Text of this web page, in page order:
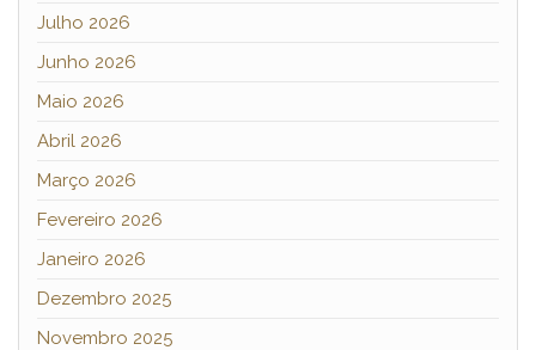
Julho 2026
Junho 2026
Maio 2026
Abril 2026
Março 2026
Fevereiro 2026
Janeiro 2026
Dezembro 2025
Novembro 2025